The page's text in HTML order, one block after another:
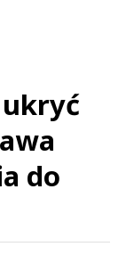
ukryć
do